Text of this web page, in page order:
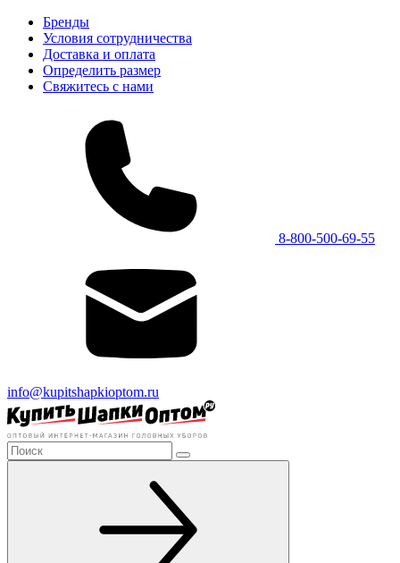
Бренды
Условия сотрудничества
Доставка и оплата
Определить размер
Свяжитесь с нами
8-800-500-69-55
info@kupitshapkioptom.ru